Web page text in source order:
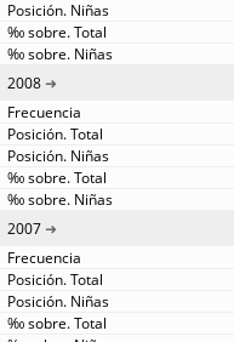
2008
2007